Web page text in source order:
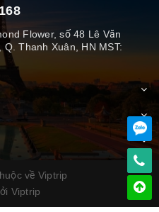
Flower, số 48 Lê Văn
Thanh Xuân, HN MST:
về Viptrip
Viptrip